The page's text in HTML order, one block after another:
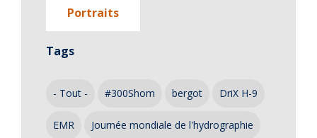
Portraits
Tags
- Tout - #300Shom bergot DriX H-9
EMR Journée mondiale de l'hydrographie